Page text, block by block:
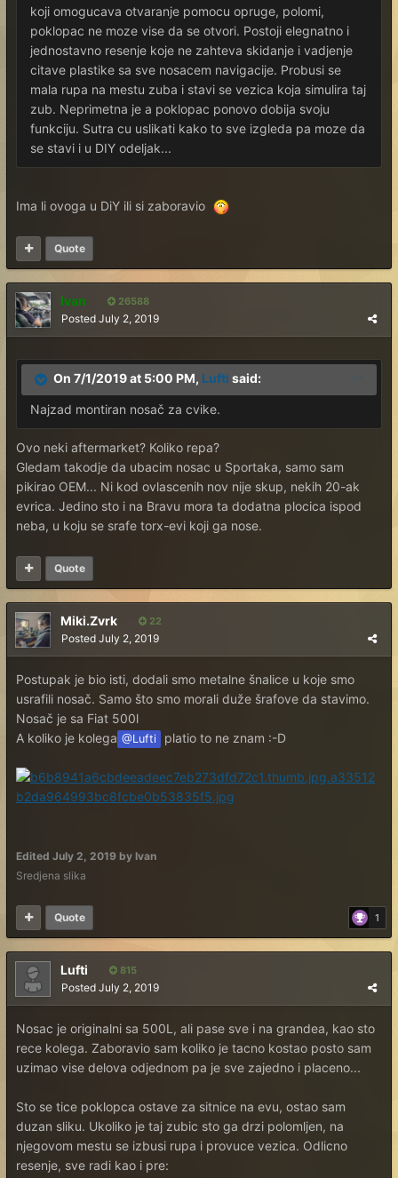
koji omogucava otvaranje pomocu opruge, polomi,
poklopac ne moze vise da se otvori. Postoji elegnatno i
jednostavno resenje koje ne zahteva skidanje i vadjenje
citave plastike sa sve nosacem navigacije. Probusi se
mala rupa na mestu zuba i stavi se vezica koja simulira taj
zub. Neprimetna je a poklopac ponovo dobija svoju
funkciju. Sutra cu uslikati kako to sve izgleda pa moze da
se stavi i u DIY odeljak...
Ima li ovoga u DiY ili si zaboravio
Quote
Ivan 26588
Posted July 2, 2019
On 7/1/2019 at 5:00 PM, Lufti said:
Najzad montiran nosač za cvike.
Ovo neki aftermarket? Koliko repa?
Gledam takodje da ubacim nosac u Sportaka, samo sam
pikirao OEM... Ni kod ovlascenih nov nije skup, nekih 20-ak
evrica. Jedino sto i na Bravu mora ta dodatna plocica ispod
neba, u koju se srafe torx-evi koji ga nose.
Quote
Miki.Zvrk 22
Posted July 2, 2019
Postupak je bio isti, dodali smo metalne šnalice u koje smo
usrafili nosač. Samo što smo morali duže šrafove da stavimo.
Nosač je sa Fiat 500l
A koliko je kolega @Lufti platio to ne znam :-D
Edited July 2, 2019 by Ivan
Sredjena slika
1
Quote
Lufti 815
Posted July 2, 2019
Nosac je originalni sa 500L, ali pase sve i na grandea, kao sto
rece kolega. Zaboravio sam koliko je tacno kostao posto sam
uzimao vise delova odjednom pa je sve zajedno i placeno...
Sto se tice poklopca ostave za sitnice na evu, ostao sam
duzan sliku. Ukoliko je taj zubic sto ga drzi polomljen, na
njegovom mestu se izbusi rupa i provuce vezica. Odlicno
resenje, sve radi kao i pre: